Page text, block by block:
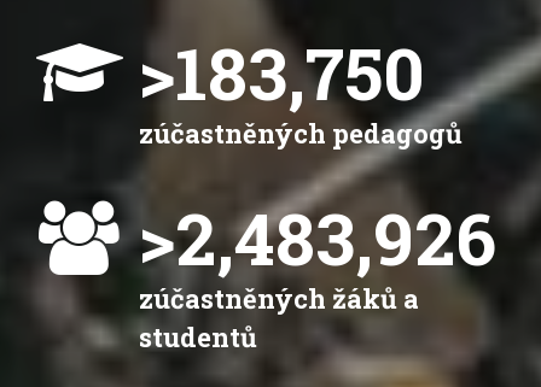
>183,750
zúčastněných pedagogů
>2,483,926
zúčastněných žáků a
studentů